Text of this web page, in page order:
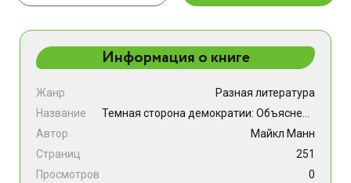
Информация о книге
Жанр
Разная литература
Название
Автор
Майкл Манн
Страниц
251
Просмотров
0